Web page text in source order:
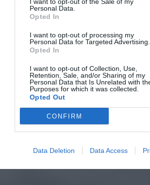
Personal Data.
Opted In
I want to opt-out of processing my
Personal Data for Targeted Advertising.
Opted In
I want to opt-out of Collection, Use,
Retention, Sale, and/or Sharing of my
Personal Data that Is Unrelated with
Purposes for which it was collected.
Opted Out
CONFIRM
Data Deletion Data Access